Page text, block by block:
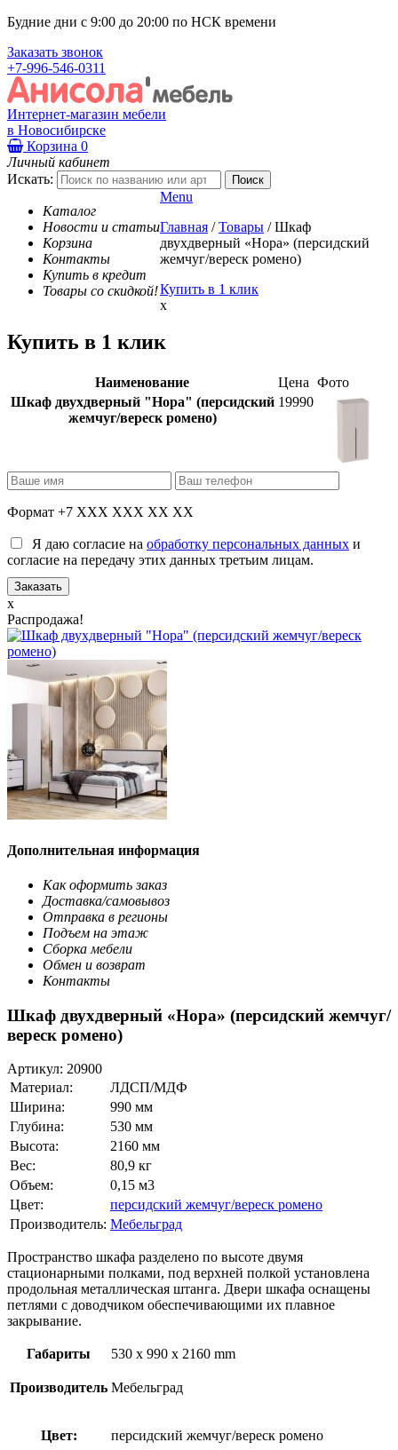
Будние дни с 9:00 до 20:00 по НСК времени
Заказать звонок
+7-996-546-0311
Интернет-магазин мебели
в Новосибирске
Корзина 0
Личный кабинет
Искать:
Каталог
Новости и статьи
Корзина
Контакты
Купить в кредит
Товары со скидкой!
Menu
Главная / Товары / Шкаф
двухдверный «Нора» (персидский
жемчуг/вереск ромено)
Купить в 1 клик
x
Купить в 1 клик
Наименование Цена Фото
Шкаф двухдверный "Нора" (персидский
жемчуг/вереск ромено)
19990
Формат +7 XXX XXX XX XX
Я даю согласие на обработку персональных данных и
согласие на передачу этих данных третьим лицам.
x
Распродажа!
Дополнительная информация
Как оформить заказ
Доставка/самовывоз
Отправка в регионы
Подъем на этаж
Сборка мебели
Обмен и возврат
Контакты
Шкаф двухдверный «Нора» (персидский жемчуг/
вереск ромено)
Артикул: 20900
Материал:
ЛДСП/МДФ
Ширина:
990 мм
Глубина:
530 мм
Высота:
2160 мм
Вес:
80,9 кг
Объем:
0,15 м3
Цвет:
персидский жемчуг/вереск ромено
Производитель: Мебельград
Пространство шкафа разделено по высоте двумя
стационарными полками, под верхней полкой установлена
продольная металлическая штанга. Двери шкафа оснащены
петлями с доводчиком обеспечивающими их плавное
закрывание.
Габариты 530 x 990 x 2160 mm
Производитель Мебельград
Цвет: персидский жемчуг/вереск ромено